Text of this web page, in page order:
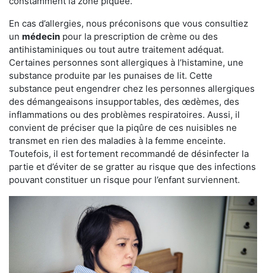
En cas d’allergies, nous préconisons que vous consultiez
un médecin pour la prescription de crème ou des
antihistaminiques ou tout autre traitement adéquat.
Certaines personnes sont allergiques à l’histamine, une
substance produite par les punaises de lit. Cette
substance peut engendrer chez les personnes allergiques
des démangeaisons insupportables, des œdèmes, des
inflammations ou des problèmes respiratoires. Aussi, il
convient de préciser que la piqûre de ces nuisibles ne
transmet en rien des maladies à la femme enceinte.
Toutefois, il est fortement recommandé de désinfecter la
partie et d’éviter de se gratter au risque que des infections
pouvant constituer un risque pour l’enfant surviennent.